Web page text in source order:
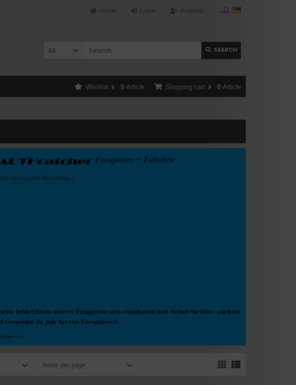
Register
Login
Home
All SEARCH
Shopping cart 0 Article
Wishlist 0 Article
Fangnetze + Zubehör
auch gegen Rechnung.)
beim Einsatz unserer Fanggeräte stets einzuhalten sind. Achten Sie bitte - auch im
vermeiden Sie jede Art von Tierquälerei!
ist.)
Items per page